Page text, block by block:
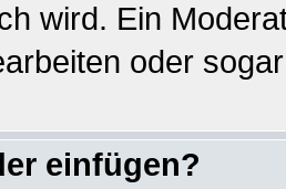
wird. Ein
oder
einfügen?